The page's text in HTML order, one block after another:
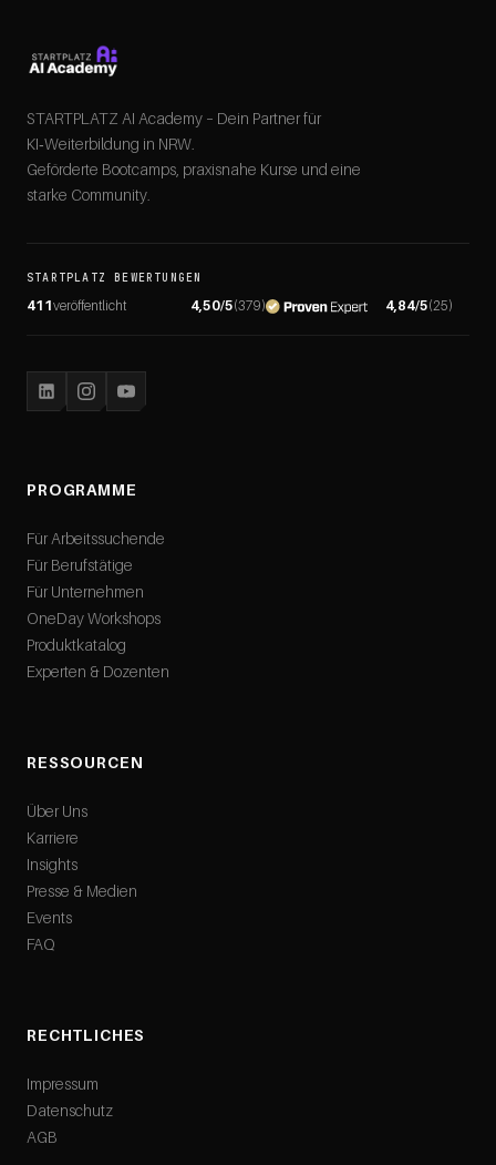
STARTPLATZ AI Academy – Dein Partner für
KI‑Weiterbildung in NRW.
Geförderte Bootcamps, praxisnahe Kurse und eine
starke Community.
STARTPLATZ BEWERTUNGEN
411veröffentlicht 4,50/5(379) 4,84/5(25)
PROGRAMME
Für Arbeitssuchende
Für Berufstätige
Für Unternehmen
OneDay Workshops
Produktkatalog
Experten & Dozenten
RESSOURCEN
Über Uns
Karriere
Insights
Presse & Medien
Events
FAQ
RECHTLICHES
Impressum
Datenschutz
AGB